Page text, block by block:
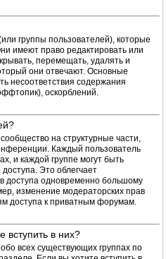
группы пользователей), которые
имеют право редактировать или
перемещать, удалять и
они отвечают. Основные
несоответствия содержания
оскорблений.
на структурные части,
Каждый пользователь
и каждой группе могут быть
Это облегчает
доступа одновременно большому
изменение модераторских прав
доступа к приватным форумам.
вступить в них?
всех существующих группах по